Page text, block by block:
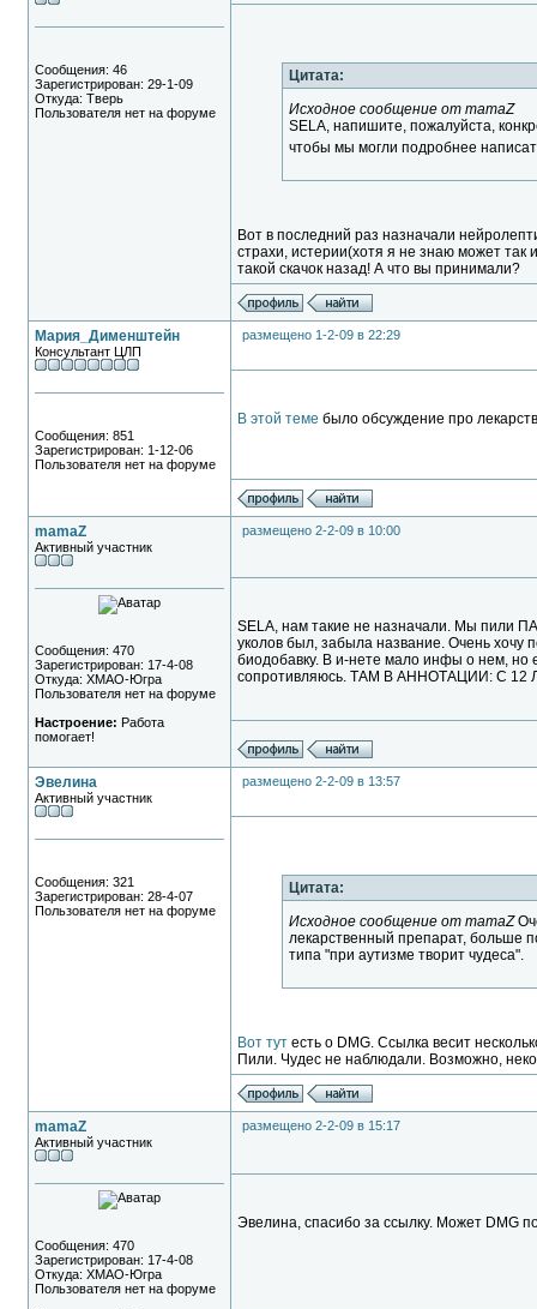
Сообщения: 46
Зарегистрирован: 29-1-09
Откуда: Тверь
Пользователя нет на форуме
Цитата:
Исходное сообщение от mamaZ
SELA, напишите, пожалуйста,
чтобы мы могли подробнее
Вот в последний раз назначали
страхи, истерии(хотя я не знаю может
такой скачок назад! А что вы принимали?
Мария_Дименштейн
Консультант ЦЛП
Сообщения: 851
Зарегистрирован: 1-12-06
Пользователя нет на форуме
размещено 1-2-09 в 22:29
В этой теме было обсуждение про
mamaZ
Активный участник
Сообщения: 470
Зарегистрирован: 17-4-08
Откуда: ХМАО-Югра
Пользователя нет на форуме
Настроение: Работа
помогает!
размещено 2-2-09 в 10:00
SELA, нам такие не назначали. Мы
уколов был, забыла название. Очень хочу
биодобавку. В и-нете мало инфы о нем, но
сопротивляюсь. ТАМ В АННОТАЦИИ: С 12
Эвелина
Активный участник
Сообщения: 321
Зарегистрирован: 28-4-07
Пользователя нет на форуме
размещено 2-2-09 в 13:57
Цитата:
Исходное сообщение от mamaZ
лекарственный препарат, больше
типа "при аутизме творит чудеса".
Вот тутесть о DMG. Ссылка весит
Пили. Чудес не наблюдали. Возможно,
mamaZ
Активный участник
Сообщения: 470
Зарегистрирован: 17-4-08
Откуда: ХМАО-Югра
Пользователя нет на форуме
размещено 2-2-09 в 15:17
Эвелина, спасибо за ссылку. Может DMG